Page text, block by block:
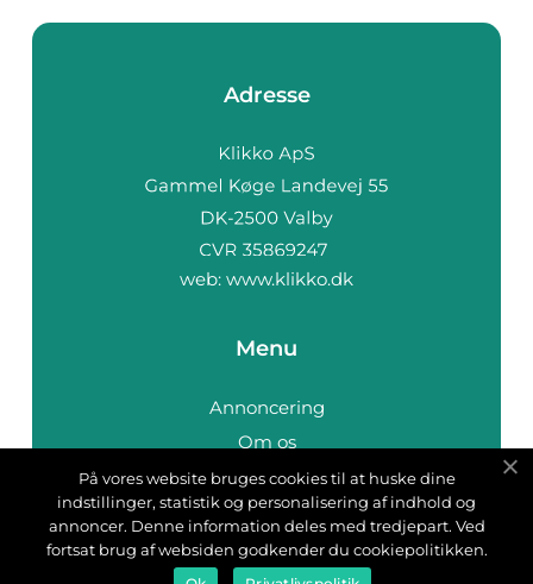
Adresse
web: www.klikko.dk
Menu
Annoncering
Om os
Cookies
Kontakt os
Sitemap
På vores website bruges cookies til at huske dine
indstillinger, statistik og personalisering af indhold og
annoncer. Denne information deles med tredjepart. Ved
fortsat brug af websiden godkender du cookiepolitikken.